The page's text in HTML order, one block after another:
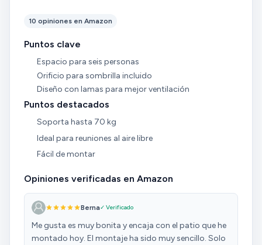
10 opiniones en Amazon
Puntos clave
Espacio para seis personas
Orificio para sombrilla incluido
Diseño con lamas para mejor ventilación
Puntos destacados
Soporta hasta 70 kg
Ideal para reuniones al aire libre
Fácil de montar
Opiniones verificadas en Amazon
Berna✓ Verificado
Me gusta es muy bonita y encaja con el patio que he
montado hoy. El montaje ha sido muy sencillo. Solo